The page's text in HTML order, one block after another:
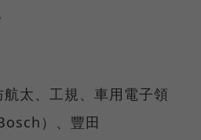
太、工規、車用電子領
）、豐田